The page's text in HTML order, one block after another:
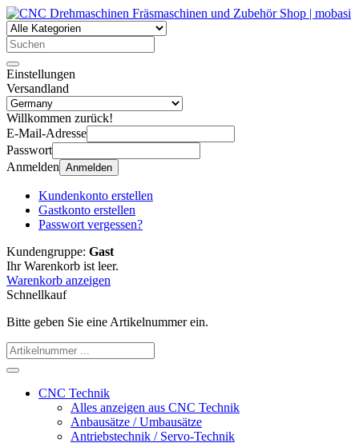
Einstellungen
Versandland
Willkommen zurück!
E-Mail-Adresse
Passwort
Anmelden Anmelden
Kundenkonto erstellen
Gastkonto erstellen
Passwort vergessen?
Kundengruppe: Gast
Ihr Warenkorb ist leer.
Warenkorb anzeigen
Schnellkauf
Bitte geben Sie eine Artikelnummer ein.
CNC Technik
Alles anzeigen aus CNC Technik
Anbausätze / Umbausätze
Antriebstechnik / Servo-Technik